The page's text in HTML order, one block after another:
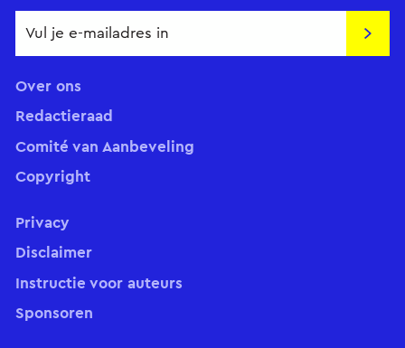
Over ons
Redactieraad
Comité van Aanbeveling
Copyright
Privacy
Disclaimer
Instructie voor auteurs
Sponsoren